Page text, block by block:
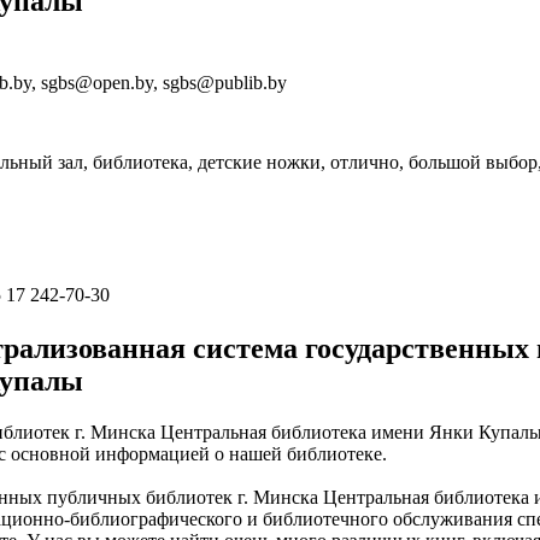
sgbs@open.by, sgbs@publib.by
зал, библиотека, детские ножки, отлично, большой
17 242-70-30
система
г. Минска Центральная библиотека имени Янки
основной информацией о нашей библиотеке.
публичных библиотек г. Минска Центральная
библиографического и библиотечного обслуживания